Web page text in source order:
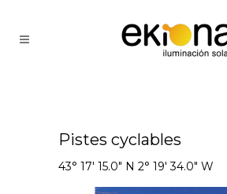
Pistes cyclables
43° 17' 15.0" N 2° 19' 34.0" W